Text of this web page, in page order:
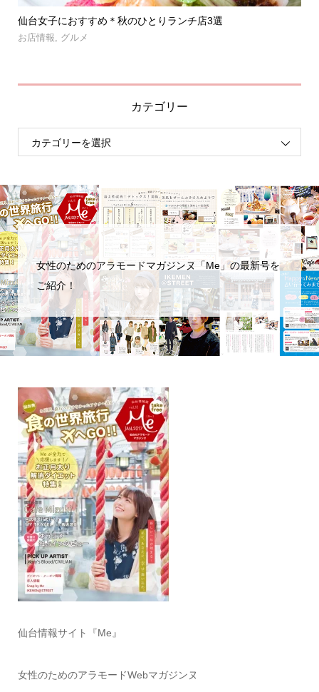
仙台女子におすすめ＊秋のひとりランチ店3選
お店情報 グルメ
カテゴリー
女性のためのアラモードマガジンヌ「Me」の最新号を
ご紹介！
仙台情報サイト『Me』
女性のためのアラモードWebマガジンヌ